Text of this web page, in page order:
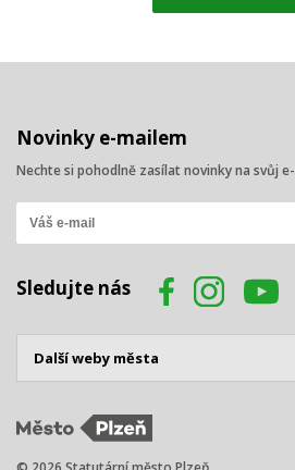
Novinky e-mailem
Nechte si pohodlně zasílat novinky na svůj
Sledujte nás